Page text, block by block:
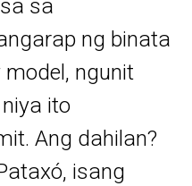
sa
ng binata
ngunit
ito
Ang dahilan?
isang